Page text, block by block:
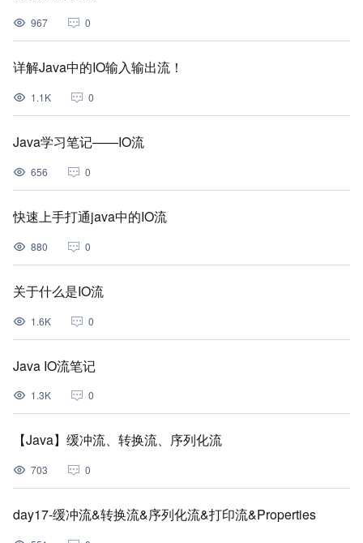
967 0
详解Java中的IO输入输出流！
1.1K 0
Java学习笔记——IO流
656 0
快速上手打通java中的IO流
880 0
关于什么是IO流
1.6K 0
Java IO流笔记
1.3K 0
【Java】缓冲流、转换流、序列化流
703 0
day17-缓冲流&转换流&序列化流&打印流&Properties